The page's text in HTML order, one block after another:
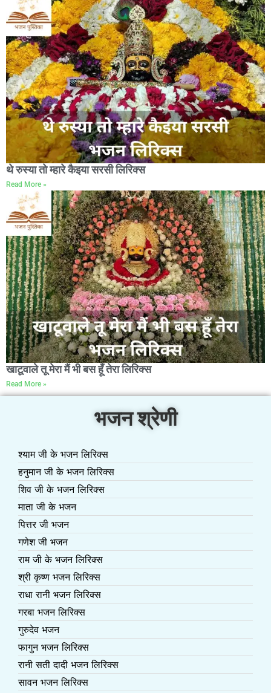
थे रुस्या तो म्हारे कैइया सरसी लिरिक्स
Read More »
खाटूवाले तू मेरा मैं भी बस हूँ तेरा लिरिक्स
Read More »
भजन श्रेणी
श्याम जी के भजन लिरिक्स
हनुमान जी के भजन लिरिक्स
शिव जी के भजन लिरिक्स
माता जी के भजन
पित्तर जी भजन
गणेश जी भजन
राम जी के भजन लिरिक्स
श्री कृष्ण भजन लिरिक्स
राधा रानी भजन लिरिक्स
गरबा भजन लिरिक्स
गुरुदेव भजन
फागुन भजन लिरिक्स
रानी सती दादी भजन लिरिक्स
सावन भजन लिरिक्स